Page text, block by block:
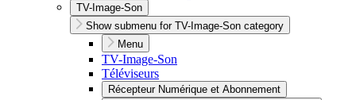
TV-Image-Son
Show submenu for TV-Image-Son category
Menu
TV-Image-Son
Téléviseurs
Récepteur Numérique et Abonnement